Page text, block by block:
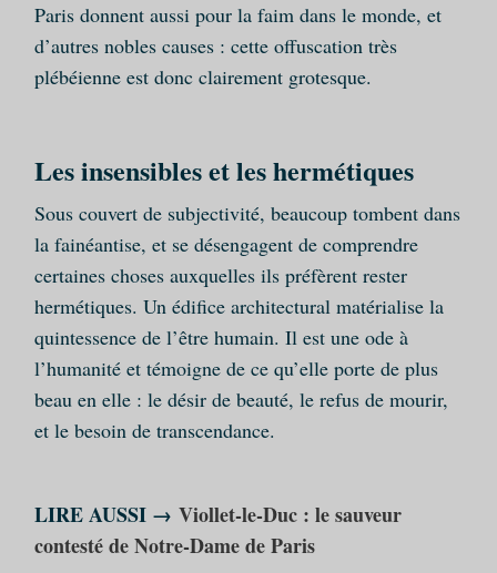
Paris donnent aussi pour la faim dans le monde, et
d’autres nobles causes : cette offuscation très
plébéienne est donc clairement grotesque.
Les insensibles et les hermétiques
Sous couvert de subjectivité, beaucoup tombent dans
la fainéantise, et se désengagent de comprendre
certaines choses auxquelles ils préfèrent rester
hermétiques. Un édifice architectural matérialise la
quintessence de l’être humain. Il est une ode à
l’humanité et témoigne de ce qu’elle porte de plus
beau en elle : le désir de beauté, le refus de mourir,
et le besoin de transcendance.
LIRE AUSSI → Viollet-le-Duc : le sauveur
contesté de Notre-Dame de Paris